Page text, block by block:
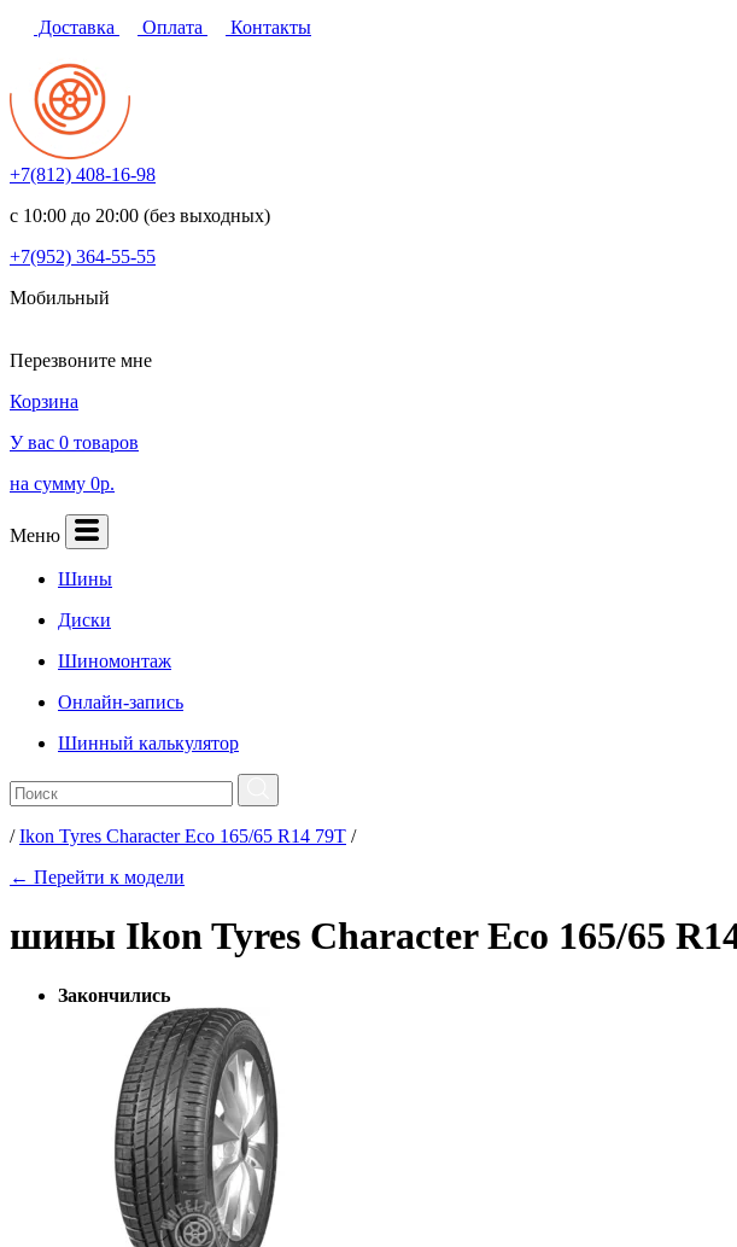
Доставка Оплата Контакты
+7(812) 408-16-98
с 10:00 до 20:00 (без выходных)
+7(952) 364-55-55
Мобильный
Перезвоните мне
Корзина
У вас 0 товаров
на сумму 0р.
Меню
Шины
Диски
Шиномонтаж
Онлайн-запись
Шинный калькулятор
/Ikon Tyres Character Eco 165/65 R14 79T /
← Перейти к модели
шины Ikon Tyres Character Eco 165/65
Закончились